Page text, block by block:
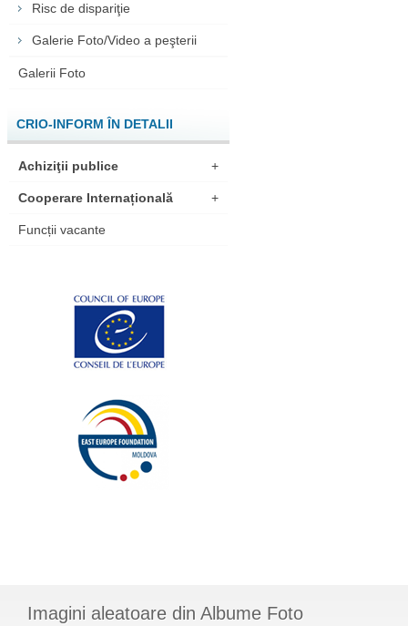
Risc de dispariţie
Galerie Foto/Video a peşterii
Galerii Foto
CRIO-INFORM ÎN DETALII
Achiziţii publice +
Cooperare Internațională +
Funcții vacante
Imagini aleatoare din Albume Foto